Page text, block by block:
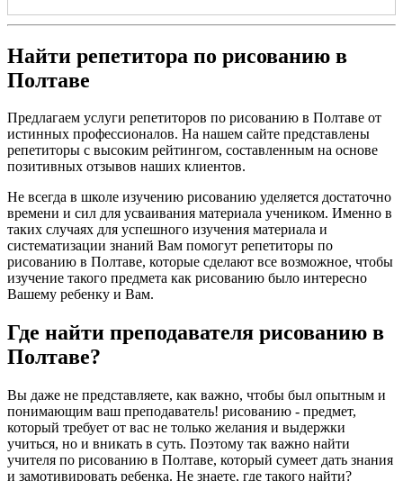
Найти репетитора по рисованию в
Полтаве
Предлагаем услуги репетиторов по рисованию в Полтаве от
истинных профессионалов. На нашем сайте представлены
репетиторы с высоким рейтингом, составленным на основе
позитивных отзывов наших клиентов.
Не всегда в школе изучению рисованию уделяется достаточно
времени и сил для усваивания материала учеником. Именно в
таких случаях для успешного изучения материала и
систематизации знаний Вам помогут репетиторы по
рисованию в Полтаве, которые сделают все возможное, чтобы
изучение такого предмета как рисованию было интересно
Вашему ребенку и Вам.
Где найти преподавателя рисованию в
Полтаве?
Вы даже не представляете, как важно, чтобы был опытным и
понимающим ваш преподаватель! рисованию - предмет,
который требует от вас не только желания и выдержки
учиться, но и вникать в суть. Поэтому так важно найти
учителя по рисованию в Полтаве, который сумеет дать знания
и замотивировать ребенка. Не знаете, где такого найти?